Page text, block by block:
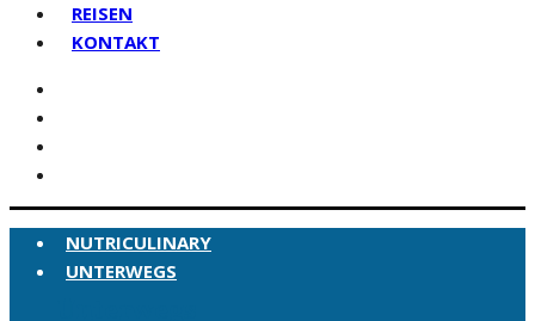
REISEN
KONTAKT
NUTRICULINARY
UNTERWEGS